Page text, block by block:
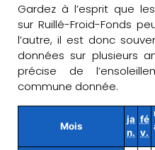
Gardez à l’esprit que
sur Ruillé-Froid-Fonds
l’autre, il est donc
données sur plusieurs
précise de
commune donnée.
Mois
ja
n.
fé
v.